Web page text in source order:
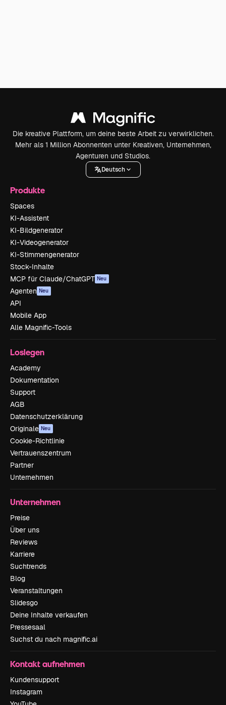
Die kreative Plattform, um deine beste Arbeit zu verwirklichen.
Mehr als 1 Million Abonnenten unter Kreativen, Unternehmen,
Agenturen und Studios.
Deutsch
Produkte
Spaces
KI-Assistent
KI-Bildgenerator
KI-Videogenerator
KI-Stimmengenerator
Stock-Inhalte
MCP für Claude/ChatGPT Neu
Agenten Neu
API
Mobile App
Alle Magnific-Tools
Loslegen
Academy
Dokumentation
Support
AGB
Datenschutzerklärung
Originale Neu
Cookie-Richtlinie
Vertrauenszentrum
Partner
Unternehmen
Unternehmen
Preise
Über uns
Reviews
Karriere
Suchtrends
Blog
Veranstaltungen
Slidesgo
Deine Inhalte verkaufen
Pressesaal
Suchst du nach magnific.ai
Kontakt aufnehmen
Kundensupport
Instagram